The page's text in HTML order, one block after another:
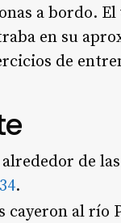
a bordo.
en su
de
de
34.
cayeron al río